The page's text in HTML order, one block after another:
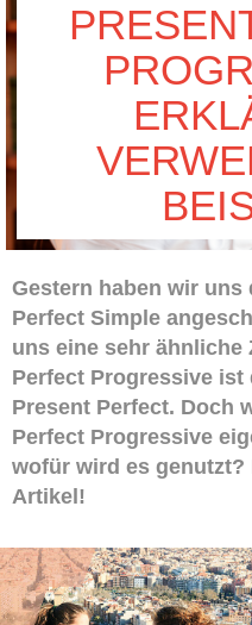
Gestern haben wir uns
Perfect Simple
uns eine sehr ähnliche
Perfect Progressive ist
Present Perfect. Doch
Perfect Progressive
wofür wird es
Artikel!